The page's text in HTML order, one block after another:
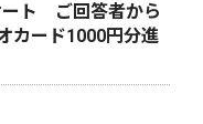
ート ご回答者から
カード1000円分進